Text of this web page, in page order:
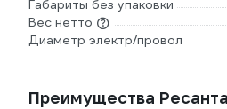
Габариты без упаковки
Вес нетто
Диаметр электр/провол
Преимущества